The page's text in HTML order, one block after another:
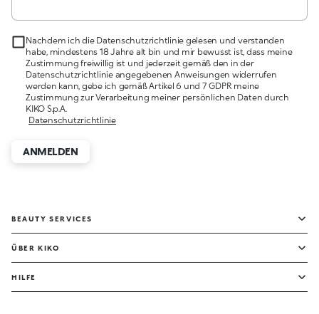
Nachdem ich die Datenschutzrichtlinie gelesen und verstanden
habe, mindestens 18 Jahre alt bin und mir bewusst ist, dass meine
Zustimmung freiwillig ist und jederzeit gemäß den in der
Datenschutzrichtlinie angegebenen Anweisungen widerrufen
werden kann, gebe ich gemäß Artikel 6 und 7 GDPR meine
Zustimmung zur Verarbeitung meiner persönlichen Daten durch
KIKO S.p.A.
Datenschutzrichtlinie
ANMELDEN
BEAUTY SERVICES
ÜBER KIKO
HILFE